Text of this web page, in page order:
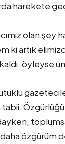
harekete
olan
ki artık
öyleyse
özgürüm